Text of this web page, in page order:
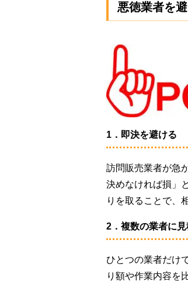
悪徳業者を
1．即決を避ける
訪問販売業者が急
決めなければ損」
りを取ることで、
2．複数の業者に
ひとつの業者だけ
り額や作業内容を